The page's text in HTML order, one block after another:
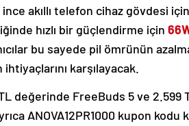
akıllı telefon cihaz gövdesi
hızlı bir güçlendirme için
bu sayede pil ömrünün
karşılayacak.
değerinde FreeBuds 5 ve 2.599
ANOVA12PR1000 kupon kodu